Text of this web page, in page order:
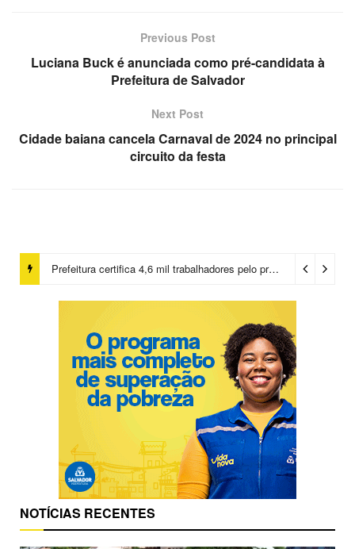
Previous Post
Luciana Buck é anunciada como pré-candidata à
Prefeitura de Salvador
Next Post
Cidade baiana cancela Carnaval de 2024 no principal
circuito da festa
Prefeitura certifica 4,6 mil trabalhadores pelo programa Treinar para Empregar e realiza Feirão de Empregabilidade
NOTÍCIAS RECENTES